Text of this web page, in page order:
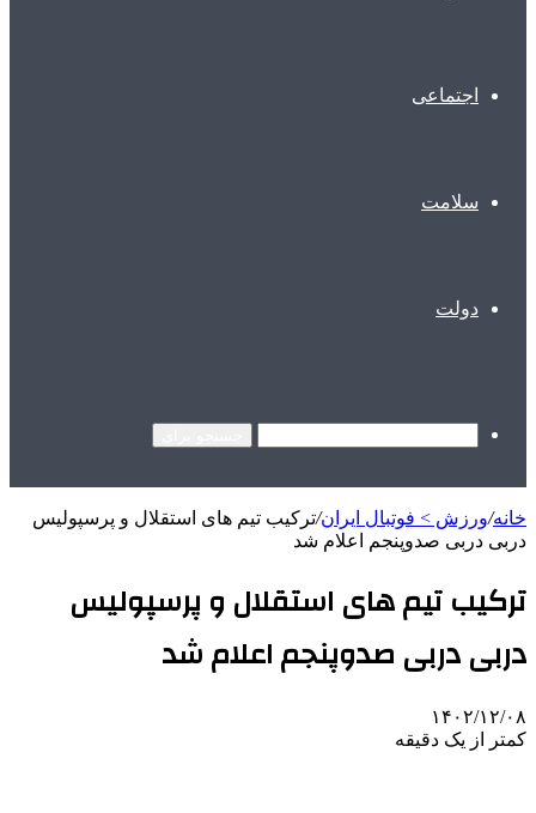
اجتماعی
سلامت
دولت
خانه/ورزش > فوتبال ایران/ترکیب تیم های استقلال و پرسپولیس
دربی دربی صدوپنجم اعلام شد
ترکیب تیم های استقلال و پرسپولیس
دربی دربی صدوپنجم اعلام شد
۱۴۰۲/۱۲/۰۸
کمتر از یک دقیقه